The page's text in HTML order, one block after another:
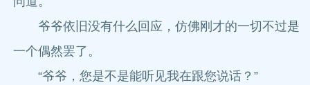
爷爷依旧没有什么回应，仿佛刚才的一切不过是
一个偶然罢了。
“爷爷，您是不是能听见我在跟您说话？”